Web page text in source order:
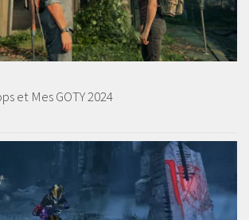
et Mes GOTY 2024